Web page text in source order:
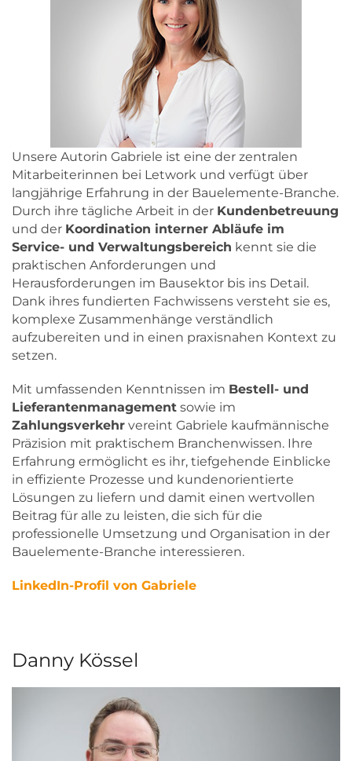
Unsere Autorin Gabriele ist eine der zentralen
Mitarbeiterinnen bei Letwork und verfügt über
langjährige Erfahrung in der Bauelemente-Branche.
Durch ihre tägliche Arbeit in der Kundenbetreuung
und der Koordination interner Abläufe im
Service- und Verwaltungsbereich kennt sie die
praktischen Anforderungen und
Herausforderungen im Bausektor bis ins Detail.
Dank ihres fundierten Fachwissens versteht sie es,
komplexe Zusammenhänge verständlich
aufzubereiten und in einen praxisnahen Kontext zu
setzen.
Mit umfassenden Kenntnissen im Bestell- und
Lieferantenmanagement sowie im
Zahlungsverkehr vereint Gabriele kaufmännische
Präzision mit praktischem Branchenwissen. Ihre
Erfahrung ermöglicht es ihr, tiefgehende Einblicke
in effiziente Prozesse und kundenorientierte
Lösungen zu liefern und damit einen wertvollen
Beitrag für alle zu leisten, die sich für die
professionelle Umsetzung und Organisation in der
Bauelemente-Branche interessieren.
LinkedIn-Profil von Gabriele
Danny Kössel